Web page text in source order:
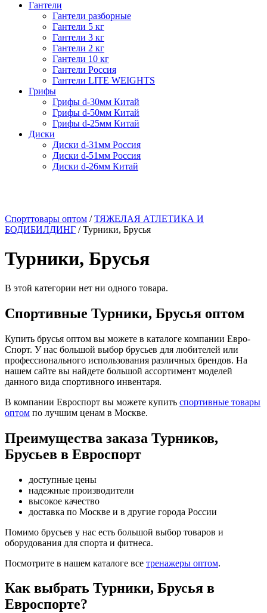
Гантели
Гантели разборные
Гантели 5 кг
Гантели 3 кг
Гантели 2 кг
Гантели 10 кг
Гантели Россия
Гантели LITE WEIGHTS
Грифы
Грифы d-30мм Китай
Грифы d-50мм Китай
Грифы d-25мм Китай
Диски
Диски d-31мм Россия
Диски d-51мм Россия
Диски d-26мм Китай
Спорттовары оптом /ТЯЖЕЛАЯ АТЛЕТИКА И
БОДИБИЛДИНГ / Турники, Брусья
Турники, Брусья
В этой категории нет ни одного товара.
Спортивные Турники, Брусья оптом
Купить брусья оптом вы можете в каталоге компании Евро-
Спорт. У нас большой выбор брусьев для любителей или
профессионального использования различных брендов. На
нашем сайте вы найдете большой ассортимент моделей
данного вида спортивного инвентаря.
В компании Евроспорт вы можете купить спортивные товары
оптом по лучшим ценам в Москве.
Преимущества заказа Турников,
Брусьев в Евроспорт
доступные цены
надежные производители
высокое качество
доставка по Москве и в другие города России
Помимо брусьев у нас есть большой выбор товаров и
оборудования для спорта и фитнеса.
Посмотрите в нашем каталоге все тренажеры оптом.
Как выбрать Турники, Брусья в
Евроспорте?